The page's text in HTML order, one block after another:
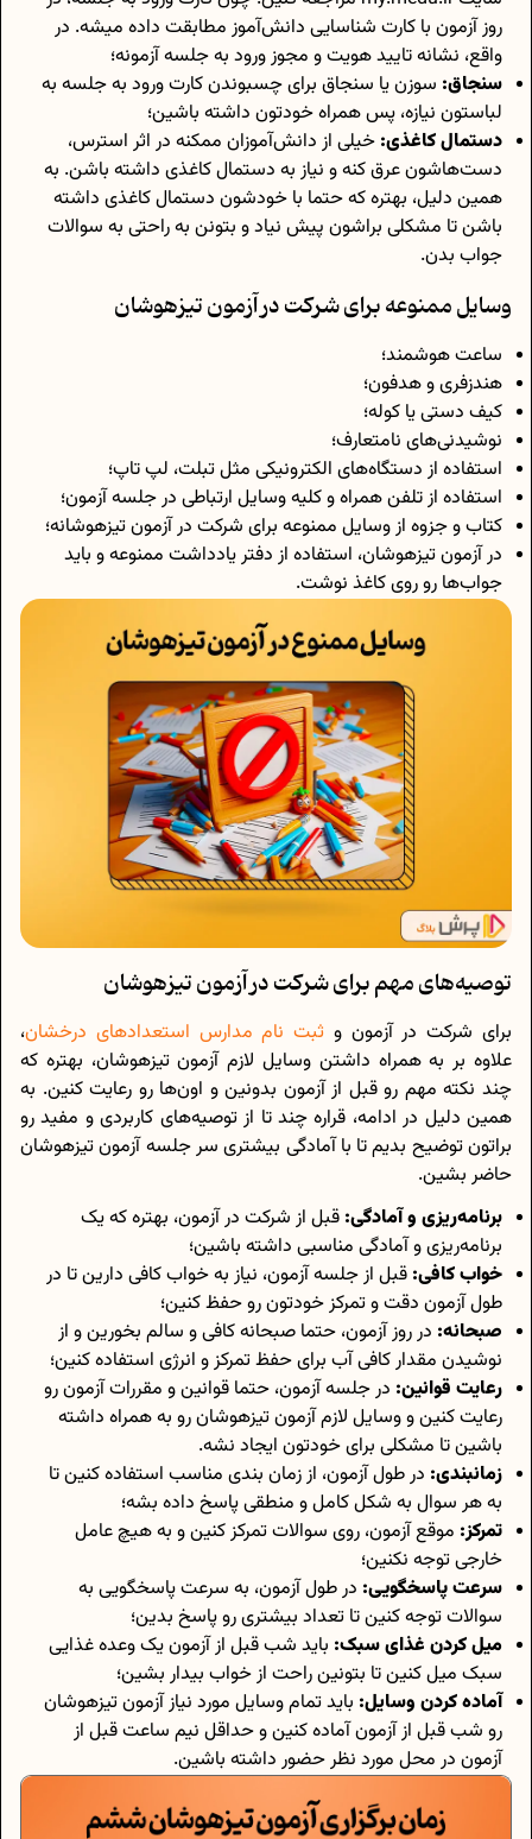
روز آزمون با کارت شناسایی دانش‌آموز مطابقت داده میشه. در
واقع، نشانه تایید هویت و مجوز ورود به جلسه آزمونه؛
سنجاق: سوزن یا سنجاق برای چسبوندن کارت ورود به جلسه به
لباستون نیازه، پس همراه خودتون داشته باشین؛
دستمال کاغذی: خیلی از دانش‌آموزان ممکنه در اثر استرس،
دست‌هاشون عرق کنه و نیاز به دستمال کاغذی داشته باشن. به
همین دلیل، بهتره که حتما با خودشون دستمال کاغذی داشته
باشن تا مشکلی براشون پیش نیاد و بتونن به راحتی به سوالات
جواب بدن.
وسایل ممنوعه برای شرکت در آزمون تیزهوشان
ساعت هوشمند؛
هندزفری و هدفون؛
کیف دستی یا کوله؛
نوشیدنی‌های نامتعارف؛
استفاده از دستگاه‌های الکترونیکی مثل تبلت، لپ تاپ؛
استفاده از تلفن همراه و کلیه وسایل ارتباطی در جلسه آزمون؛
کتاب و جزوه از وسایل ممنوعه برای شرکت در آزمون تیزهوشانه؛
در آزمون‌ تیزهوشان، استفاده از دفتر یادداشت ممنوعه و باید
جواب‌ها رو روی کاغذ نوشت.
توصیه‌های مهم برای شرکت در آزمون تیزهوشان
برای شرکت در آزمون و ثبت نام مدارس استعدادهای درخشان،
علاوه بر به همراه داشتن وسایل لازم آزمون تیزهوشان، بهتره که
چند نکته‌ مهم رو قبل از آزمون بدونین و اون‌ها رو رعایت کنین. به
همین دلیل در ادامه، قراره چند تا از توصیه‌های کاربردی و مفید رو
براتون توضیح بدیم تا با آمادگی بیشتری سر جلسه آزمون تیزهوشان
حاضر بشین.
برنامه‌ریزی و آمادگی: قبل از شرکت در آزمون، بهتره که یک
برنامه‌ریزی و آمادگی مناسبی داشته باشین؛
خواب کافی: قبل از جلسه آزمون، نیاز به خواب کافی دارین تا در
طول آزمون دقت و تمرکز خودتون رو حفظ کنین؛
صبحانه: در روز آزمون، حتما صبحانه کافی و سالم بخورین و از
نوشیدن مقدار کافی آب برای حفظ تمرکز و انرژی استفاده کنین؛
رعایت قوانین: در جلسه آزمون، حتما قوانین و مقررات آزمون رو
رعایت کنین و وسایل لازم آزمون تیزهوشان رو به همراه داشته
باشین تا مشکلی برای خودتون ایجاد نشه.
زمانبندی: در طول آزمون، از زمان بندی مناسب استفاده کنین تا
به هر سوال به شکل کامل و منطقی پاسخ داده بشه؛
تمرکز: موقع آزمون، روی سوالات تمرکز کنین و به هیچ عامل
خارجی توجه نکنین؛
سرعت پاسخگویی: در طول آزمون، به سرعت پاسخگویی به
سوالات توجه کنین تا تعداد بیشتری رو پاسخ بدین؛
میل کردن غذای سبک: باید شب قبل از آزمون یک وعده غذایی
سبک میل کنین تا بتونین راحت از خواب بیدار بشین؛
آماده کردن وسایل: باید تمام وسایل مورد نیاز آزمون تیزهوشان
رو شب قبل از آزمون آماده کنین و حداقل نیم ساعت قبل از
آزمون در محل مورد نظر حضور داشته باشین.